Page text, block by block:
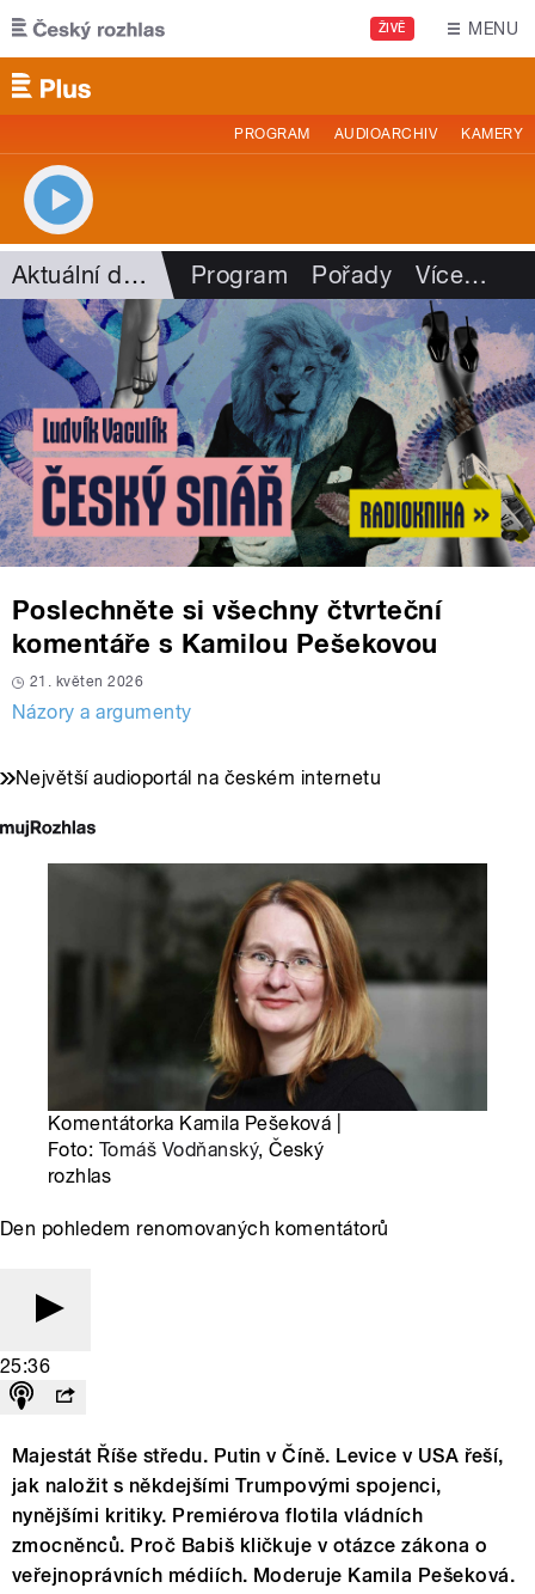
Přejít k hlavnímu obsahu
ŽIVĚ MENU
PROGRAM AUDIOARCHIV KAMERY
Aktuální dění Program Pořady Více…
Poslechněte si všechny čtvrteční
komentáře s Kamilou Pešekovou
21. květen 2026
Názory a argumenty
Největší audioportál na českém internetu
Komentátorka Kamila Pešeková |
Foto: Tomáš Vodňanský, Český
rozhlas
Den pohledem renomovaných komentátorů
25:36
Majestát Říše středu. Putin v Číně. Levice v USA řeší,
jak naložit s někdejšími Trumpovými spojenci,
nynějšími kritiky. Premiérova flotila vládních
zmocněnců. Proč Babiš kličkuje v otázce zákona o
veřejnoprávních médiích. Moderuje Kamila Pešeková.